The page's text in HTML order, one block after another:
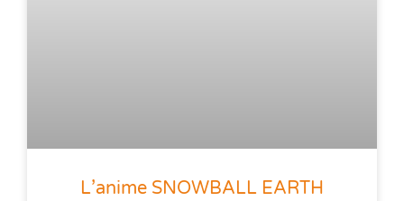
L’anime SNOWBALL EARTH